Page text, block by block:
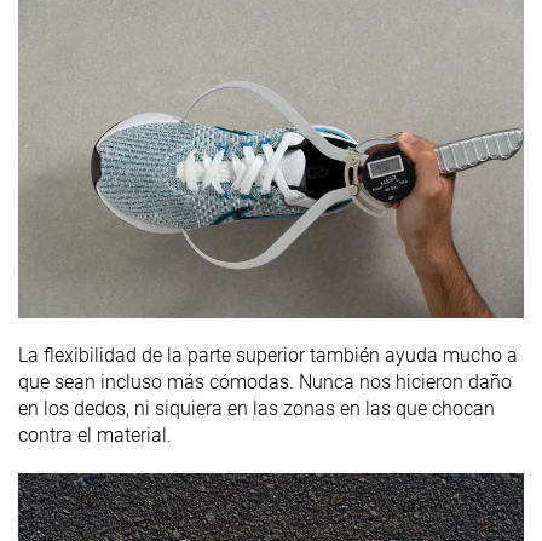
La flexibilidad de la parte superior también ayuda mucho a
que sean incluso más cómodas. Nunca nos hicieron daño
en los dedos, ni siquiera en las zonas en las que chocan
contra el material.